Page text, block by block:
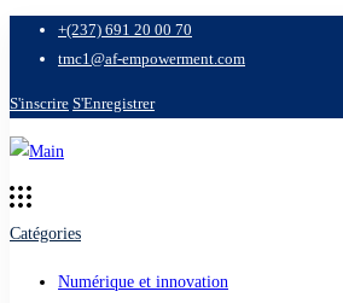
+(237) 691 20 00 70
tmc1@af-empowerment.com
S'inscrire S'Enregistrer
Catégories
Numérique et innovation